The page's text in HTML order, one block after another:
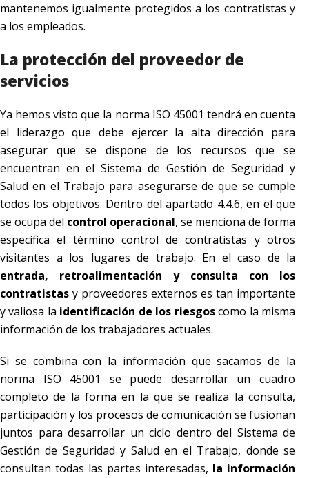
mantenemos igualmente protegidos a los contratistas y
a los empleados.
La protección del proveedor de
servicios
Ya hemos visto que la norma ISO 45001 tendrá en cuenta
el liderazgo que debe ejercer la alta dirección para
asegurar que se dispone de los recursos que se
encuentran en el Sistema de Gestión de Seguridad y
Salud en el Trabajo para asegurarse de que se cumple
todos los objetivos. Dentro del apartado 4.4.6, en el que
se ocupa del control operacional, se menciona de forma
específica el término control de contratistas y otros
visitantes a los lugares de trabajo. En el caso de la
entrada, retroalimentación y consulta con los
contratistas y proveedores externos es tan importante
y valiosa la identificación de los riesgoscomo la misma
información de los trabajadores actuales.
Si se combina con la información que sacamos de la
norma ISO 45001 se puede desarrollar un cuadro
completo de la forma en la que se realiza la consulta,
participación y los procesos de comunicación se fusionan
juntos para desarrollar un ciclo dentro del Sistema de
Gestión de Seguridad y Salud en el Trabajo, donde se
consultan todas las partes interesadas, la información